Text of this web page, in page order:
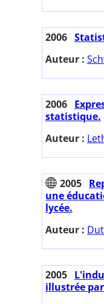
2006
Auteur :
2006
statistique.
Auteur :
2005
une
lycée.
Auteur :
2005
illustrée